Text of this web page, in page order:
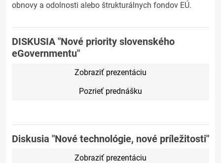
obnovy a odolnosti alebo štrukturálnych fondov EÚ.
DISKUSIA "Nové priority slovenského
eGovernmentu"
Zobraziť prezentáciu
Pozrieť prednášku
Diskusia "Nové technológie, nové príležitosti"
Zobraziť prezentáciu